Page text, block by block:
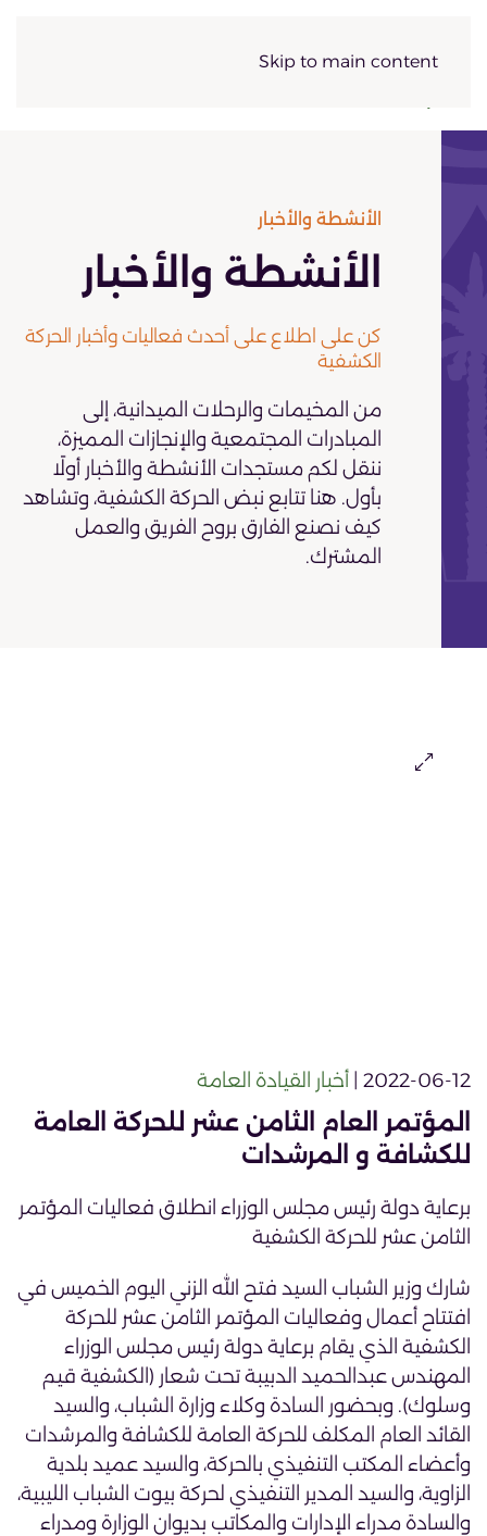
Skip to main content
الأنشطة والأخبار
الأنشطة والأخبار
كن على اطلاع على أحدث فعاليات وأخبار الحركة
الكشفية
من المخيمات والرحلات الميدانية، إلى
المبادرات المجتمعية والإنجازات المميزة،
ننقل لكم مستجدات الأنشطة والأخبار أولًا
بأول. هنا تتابع نبض الحركة الكشفية، وتشاهد
كيف نصنع الفارق بروح الفريق والعمل
المشترك.
2022-06-12 | أخبار القيادة العامة
المؤتمر العام الثامن عشر للحركة العامة
للكشافة و المرشدات
برعاية دولة رئيس مجلس الوزراء انطلاق فعاليات المؤتمر
الثامن عشر للحركة الكشفية
شارك وزير الشباب السيد فتح الله الزني اليوم الخميس في
افتتاح أعمال وفعاليات المؤتمر الثامن عشر للحركة
الكشفية الذي يقام برعاية دولة رئيس مجلس الوزراء
المهندس عبدالحميد الدبيبة تحت شعار (الكشفية قيم
وسلوك). وبحضور السادة وكلاء وزارة الشباب، والسيد
القائد العام المكلف للحركة العامة للكشافة والمرشدات
وأعضاء المكتب التنفيذي بالحركة، والسيد عميد بلدية
الزاوية، والسيد المدير التنفيذي لحركة بيوت الشباب الليبية،
والسادة مدراء الإدارات والمكاتب بديوان الوزارة ومدراء